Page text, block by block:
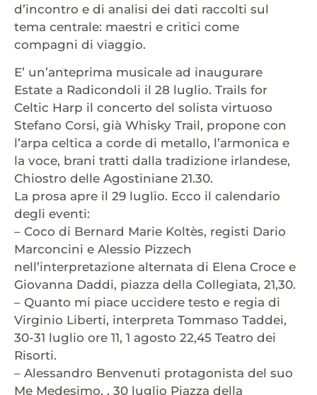
d’incontro e di analisi dei dati raccolti sul
tema centrale: maestri e critici come
compagni di viaggio.
E’ un’anteprima musicale ad inaugurare
Estate a Radicondoli il 28 luglio. Trails for
Celtic Harp il concerto del solista virtuoso
Stefano Corsi, già Whisky Trail, propone con
l’arpa celtica a corde di metallo, l’armonica e
la voce, brani tratti dalla tradizione irlandese,
Chiostro delle Agostiniane 21.30.
La prosa apre il 29 luglio. Ecco il calendario
degli eventi:
– Coco di Bernard Marie Koltès, registi Dario
Marconcini e Alessio Pizzech
nell’interpretazione alternata di Elena Croce e
Giovanna Daddi, piazza della Collegiata, 21,30.
– Quanto mi piace uccidere testo e regia di
Virginio Liberti, interpreta Tommaso Taddei,
30-31 luglio ore 11, 1 agosto 22,45 Teatro dei
Risorti.
– Alessandro Benvenuti protagonista del suo
Me Medesimo, , 30 luglio Piazza della